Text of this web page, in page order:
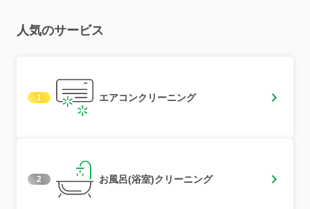
人気のサービス
1 エアコンクリーニング
2 お風呂(浴室)クリーニング